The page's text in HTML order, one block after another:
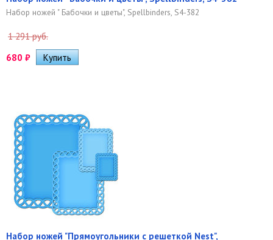
Набор ножей " Бабочки и цветы", Spellbinders, S4-382
1 291 руб.
680 ₽
Набор ножей "Прямоугольники с решеткой Nest",